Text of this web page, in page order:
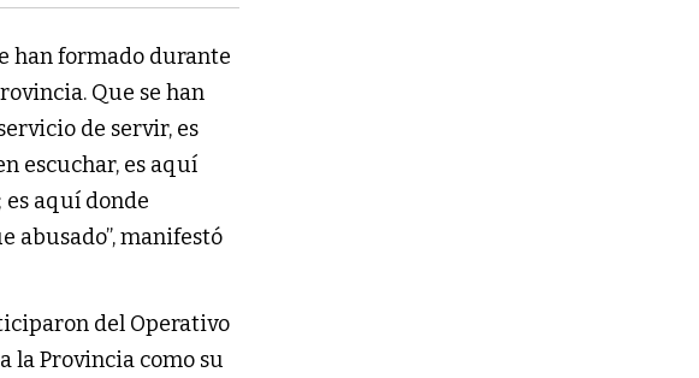
han formado durante
Que se han
de servir, es
escuchar, es aquí
aquí donde
del Operativo
la Provincia como su